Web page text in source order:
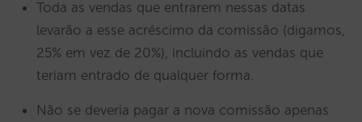
Toda as vendas que entrarem nessas datas
levarão a esse acréscimo da comissão (digamos,
25% em vez de 20%), incluindo as vendas que
teriam entrado de qualquer forma.
Não se deveria pagar a nova comissão apenas